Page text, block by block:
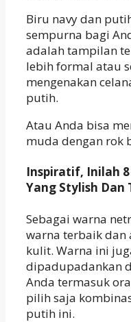
Biru navy dan
sempurna bagi
adalah tampilan
lebih formal atau
mengenakan
putih.
Atau Anda bisa
muda dengan rok
Inspiratif, Inilah
Yang Stylish Dan
Sebagai warna
warna terbaik dan
kulit. Warna ini
dipadupadankan
Anda termasuk
pilih saja
putih ini.